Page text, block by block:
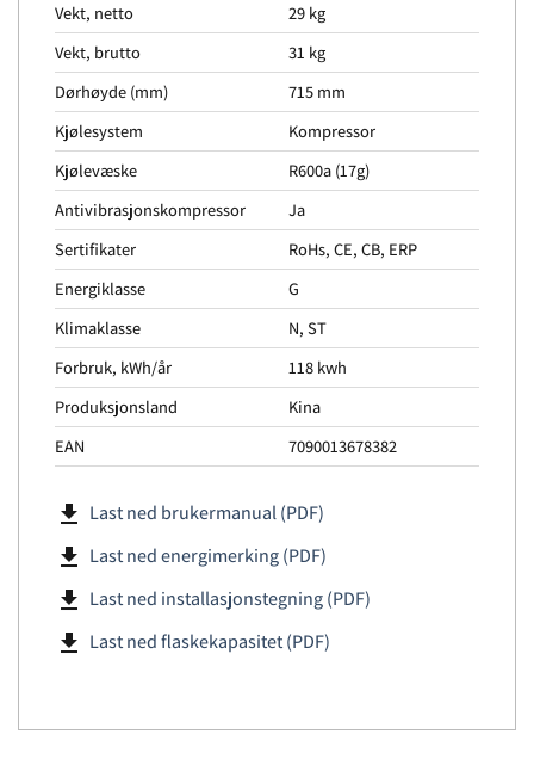
Vekt, netto
29 kg
Vekt, brutto
31 kg
Dørhøyde (mm)
715 mm
Kjølesystem
Kompressor
Kjølevæske
R600a (17g)
Antivibrasjonskompressor
Ja
Sertifikater
RoHs, CE, CB, ERP
Energiklasse
G
Klimaklasse
N, ST
Forbruk, kWh/år
118 kwh
Produksjonsland
Kina
EAN
7090013678382
file_download Last ned brukermanual (PDF)
file_download Last ned energimerking (PDF)
file_download Last ned installasjonstegning (PDF)
file_download Last ned flaskekapasitet (PDF)